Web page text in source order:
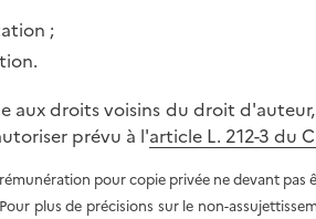
;
aux droits voisins du droit
prévu à l'article L. 212-3 du
pour copie privée ne devant pas
plus de précisions sur le non-